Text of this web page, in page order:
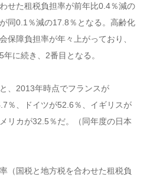
せた租税負担率が前年比0.4％減の
同0.1％減の17.8％となる。高齢化
保障負担率が年々上がっており、
に続き、2番目となる。
、2013年時点でフランスが
％、ドイツが52.6％、イギリスが
リカが32.5％だ。（同年度の日本
（国税と地方税を合わせた租税負